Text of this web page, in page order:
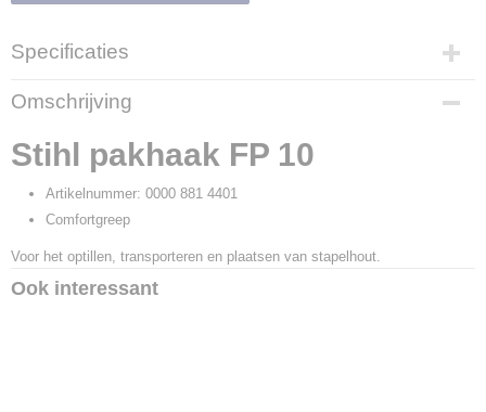
Specificaties
Productcode
18864
Productcode leverancier
0000 881 4401
Omschrijving
Stihl pakhaak FP 10
Artikelnummer: 0000 881 4401
Comfortgreep
Voor het optillen, transporteren en plaatsen van stapelhout.
Ook interessant